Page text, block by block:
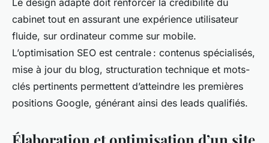
Le design adapté doit renforcer la crédibilité du
cabinet tout en assurant une expérience utilisateur
fluide, sur ordinateur comme sur mobile.
L’optimisation SEO est centrale : contenus spécialisés,
mise à jour du blog, structuration technique et mots-
clés pertinents permettent d’atteindre les premières
positions Google, générant ainsi des leads qualifiés.